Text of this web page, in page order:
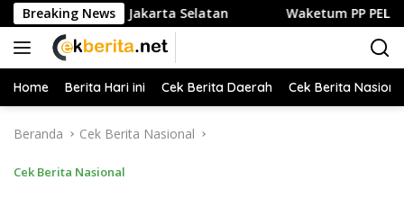
Langsung
ke
konten
Breaking News
Kuliner di Jakarta Selatan Waketum PP PELTI ,H.
Home Berita Hari ini Cek Berita Daerah Cek Berita
Beranda Cek Berita Nasional
Cek Berita Nasional